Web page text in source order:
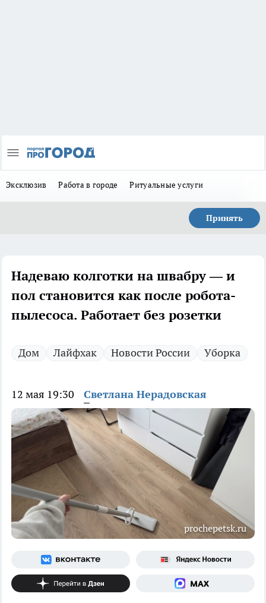
Эксклюзив Работа в городе Ритуальные услуги
Принять
Надеваю колготки на швабру — и
пол становится как после робота-
пылесоса. Работает без розетки
Дом Лайфхак Новости России Уборка
12 мая 19:30 Светлана Нерадовская
prochepetsk.ru